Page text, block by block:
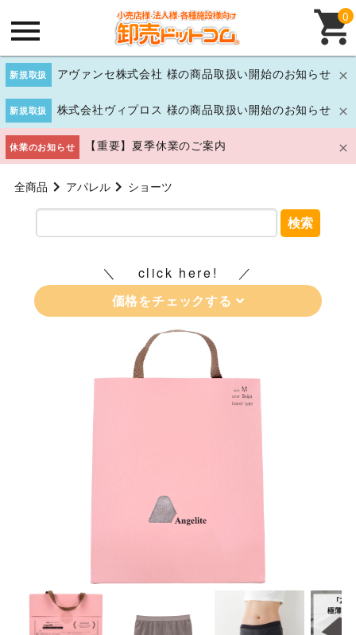
新規取扱 アヴァンセ株式会社 様の商品取扱い開始のお知らせ
新規取扱 株式会社ヴィプロス 様の商品取扱い開始のお知らせ
休業のお知らせ 【重要】夏季休業のご案内
0
全商品 アパレル ショーツ
検索
click here!
価格をチェックする